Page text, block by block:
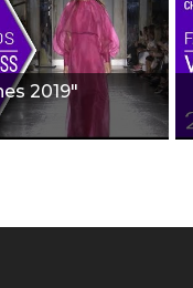
2019"